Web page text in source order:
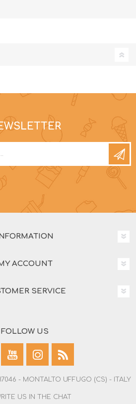
INFORMATION
ACCOUNT
SERVICE
FOLLOW US
- MONTALTO UFFUGO (CS) - ITALY
US IN THE CHAT